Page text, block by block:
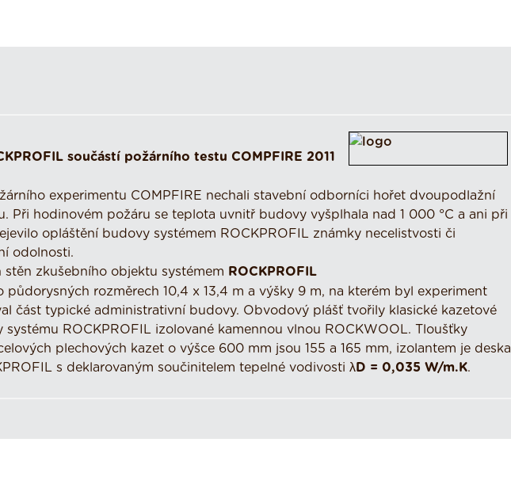
součástí požárního testu COMPFIRE 2011
experimentu COMPFIRE nechali stavební odborníci hořet dvoupodlažní
Při hodinovém požáru se teplota uvnitř budovy vyšplhala nad 1 000 °C a ani při
opláštění budovy systémem ROCKPROFIL známky necelistvosti či
odolnosti.
zkušebního objektu systémem ROCKPROFIL
půdorysných rozměrech 10,4 x 13,4 m a výšky 9 m, na kterém byl experiment
část typické administrativní budovy. Obvodový plášť tvořily klasické kazetové
systému ROCKPROFIL izolované kamennou vlnou ROCKWOOL. Tloušťky
plechových kazet o výšce 600 mm jsou 155 a 165 mm, izolantem je deska
s deklarovaným součinitelem tepelné vodivosti λD = 0,035 W/m.K.